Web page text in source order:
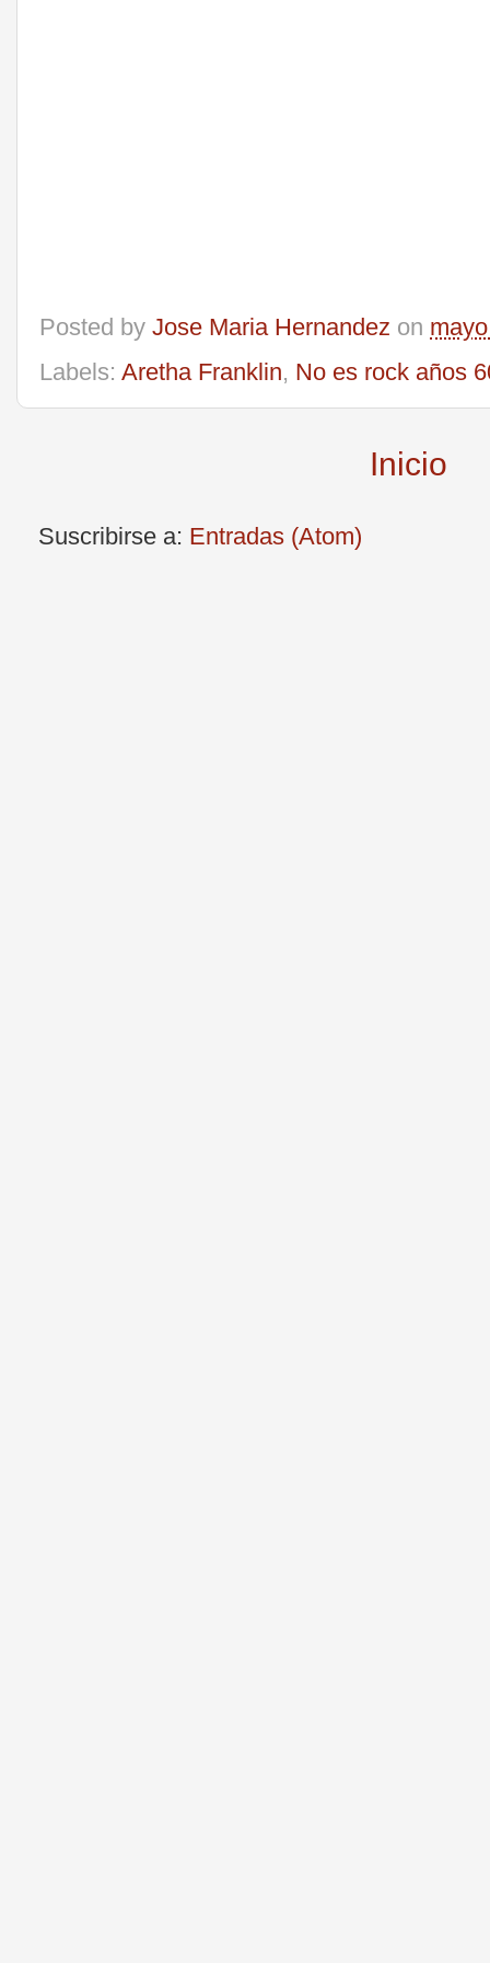
Posted by Jose Maria Hernandez on
Labels: Aretha Franklin, No es rock años
Inicio
Suscribirse a: Entradas (Atom)